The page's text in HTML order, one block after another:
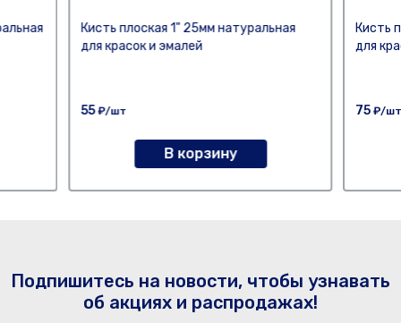
Кисть плоская 1" 25мм натуральная
для красок и эмалей
55₽/шт
В корзину
Кисть
для
75 ₽/
Подпишитесь на новости, чтобы узнавать
об акциях и распродажах!